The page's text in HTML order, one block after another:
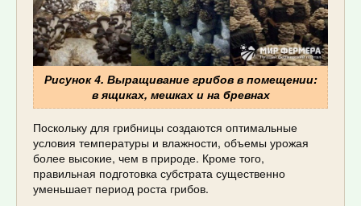
Рисунок 4. Выращивание грибов в помещении:
в ящиках, мешках и на бревнах
Поскольку для грибницы создаются оптимальные
условия температуры и влажности, объемы урожая
более высокие, чем в природе. Кроме того,
правильная подготовка субстрата существенно
уменьшает период роста грибов.